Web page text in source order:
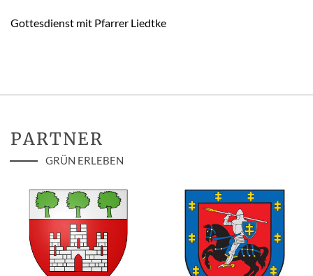
Gottesdienst mit Pfarrer Liedtke
PARTNER
GRÜN ERLEBEN